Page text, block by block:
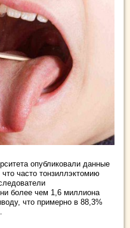
опубликовали данные
часто тонзиллэктомию
более чем 1,6 миллиона
что примерно в 88,3%